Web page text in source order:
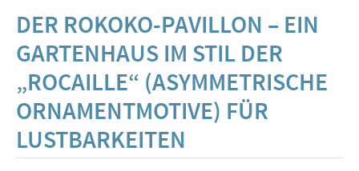
DER ROKOKO-PAVILLON – EIN
GARTENHAUS IM STIL DER
„ROCAILLE“ (ASYMMETRISCHE
ORNAMENTMOTIVE) FÜR
LUSTBARKEITEN